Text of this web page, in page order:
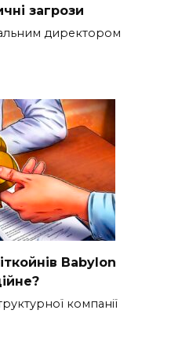
загрози
директором
Babylon
компанії